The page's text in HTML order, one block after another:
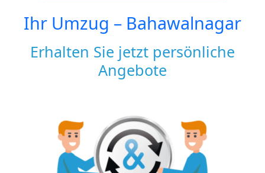
Ihr Umzug – Bahawalnagar
Erhalten Sie jetzt persönliche
Angebote